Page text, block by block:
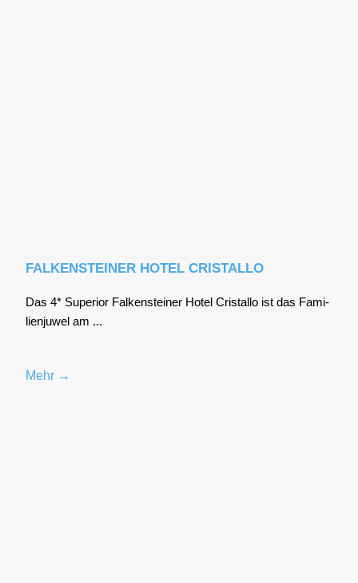
FALKENSTEINER HOTEL CRISTALLO
Das 4* Supe­ri­or Fal­ken­stei­ner Hotel Cris­tal­lo ist das Fami­
li­en­ju­wel am ...
Mehr →